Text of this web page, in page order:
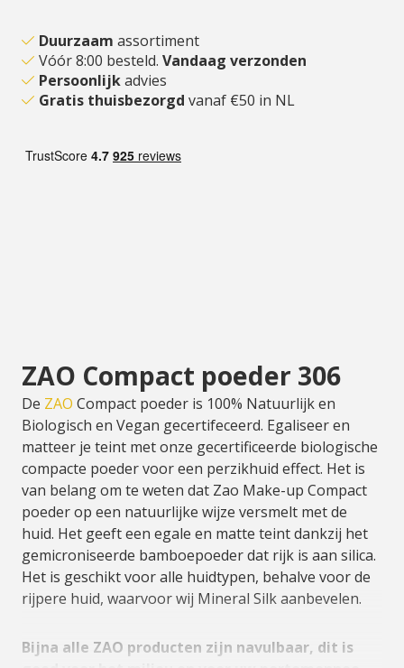
Duurzaam assortiment
Vóór 8:00 besteld. Vandaag verzonden
Persoonlijkadvies
Gratis thuisbezorgd vanaf €50 in NL
ZAO Compact poeder 306
De ZAO Compact poeder is 100% Natuurlijk en
Biologisch en Vegan gecertifeceerd. Egaliseer en
matteer je teint met onze gecertificeerde biologische
compacte poeder voor een perzikhuid effect. Het is
van belang om te weten dat Zao Make-up Compact
poeder op een natuurlijke wijze versmelt met de
huid. Het geeft een egale en matte teint dankzij het
gemicroniseerde bamboepoeder dat rijk is aan silica.
Het is geschikt voor alle huidtypen, behalve voor de
rijpere huid, waarvoor wij Mineral Silk aanbevelen.
Bijna alle ZAO producten zijn navulbaar, dit is